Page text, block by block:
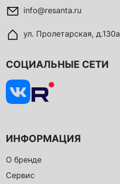
info@resanta.ru
ул. Пролетарская, д.130а
ИНФОРМАЦИЯ
О бренде
Сервис
СОЦИАЛЬНЫЕ СЕТИ